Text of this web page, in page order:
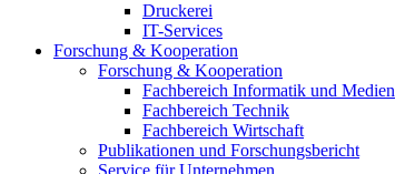
Druckerei
IT-Services
Forschung & Kooperation
Forschung & Kooperation
Fachbereich Informatik und Medien
Fachbereich Technik
Fachbereich Wirtschaft
Publikationen und Forschungsbericht
Service für Unternehmen